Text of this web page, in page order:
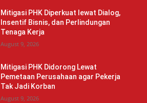
Mitigasi PHK Diperkuat lewat Dialog,
Insentif Bisnis, dan Perlindungan
Tenaga Kerja
August 9, 2026
Mitigasi PHK Didorong Lewat
Pemetaan Perusahaan agar Pekerja
Tak Jadi Korban
August 9, 2026